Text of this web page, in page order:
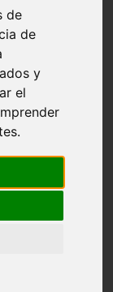
de
de
y
el